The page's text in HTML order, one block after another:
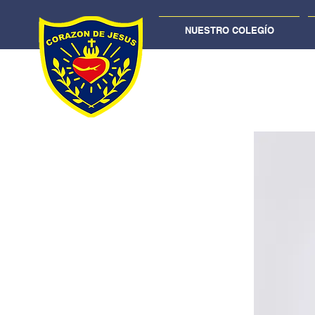
NUESTRO COLEGÍO